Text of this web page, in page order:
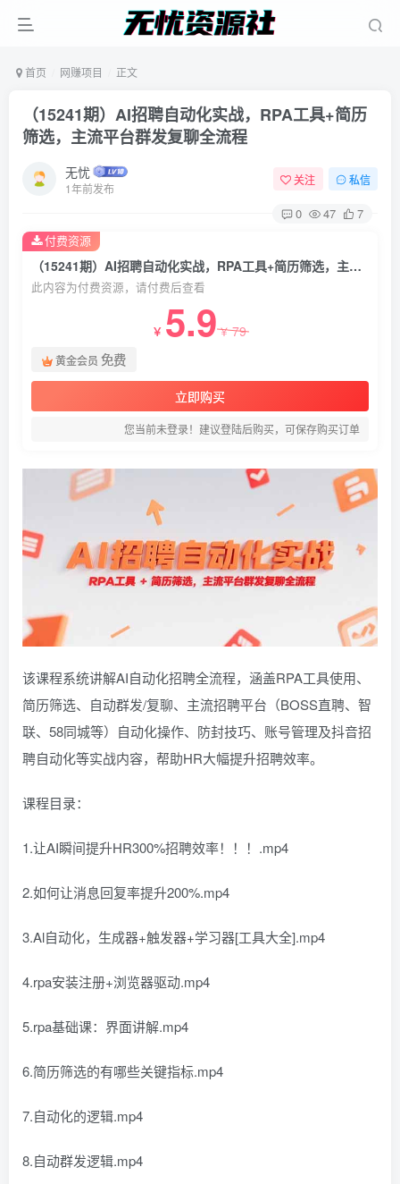
首页 网赚项目 正文
（15241期）AI招聘自动化实战，RPA工具+简历
筛选，主流平台群发复聊全流程
无忧
1年前发布
关注 私信
0 47 7
（15241期）AI招聘自动化实战，RPA工具+简历筛选，主流平台群发复聊全流程
此内容为付费资源，请付费后查看
￥ 5.9￥79
黄金会员 免费
立即购买
您当前未登录！建议登陆后购买，可保存购买订单
付费资源
该课程系统讲解AI自动化招聘全流程，涵盖RPA工具使用、
简历筛选、自动群发/复聊、主流招聘平台（BOSS直聘、智
联、58同城等）自动化操作、防封技巧、账号管理及抖音招
聘自动化等实战内容，帮助HR大幅提升招聘效率。
课程目录：
1.让AI瞬间提升HR300%招聘效率！！！.mp4
2.如何让消息回复率提升200%.mp4
3.Al自动化，生成器+触发器+学习器[工具大全].mp4
4.rpa安装注册+浏览器驱动.mp4
5.rpa基础课：界面讲解.mp4
6.简历筛选的有哪些关键指标.mp4
7.自动化的逻辑.mp4
8.自动群发逻辑.mp4